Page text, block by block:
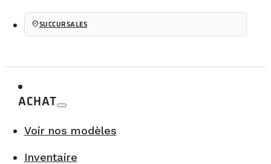
location_onSUCCURSALES
ACHAT
Voir nos modèles
Inventaire